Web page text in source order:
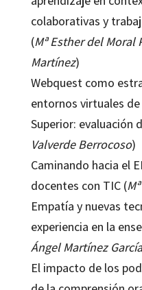
colaborativas y
(Mª Esther del Moral
Martínez)
Webquest como
entornos virtuales
Superior: evaluación
Valverde Berrocoso)
Caminando hacia el
docentes con TIC (
Empatía y nuevas
experiencia en la
Ángel Martínez García
El impacto de los